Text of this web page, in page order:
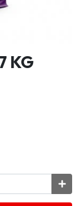
KG